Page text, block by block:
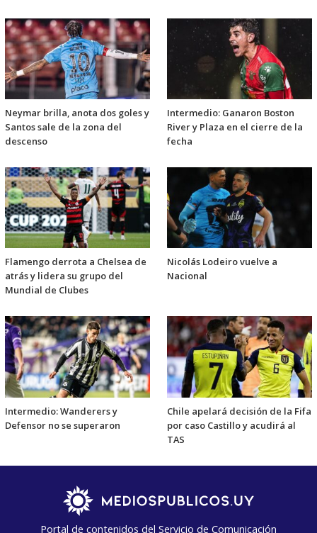
Neymar brilla, anota dos goles y
Santos sale de la zona del
descenso
Intermedio: Ganaron Boston
River y Plaza en el cierre de la
fecha
Flamengo derrota a Chelsea de
atrás y lidera su grupo del
Mundial de Clubes
Nicolás Lodeiro vuelve a
Nacional
Intermedio: Wanderers y
Defensor no se superaron
Chile apelará decisión de la Fifa
por caso Castillo y acudirá al
TAS
Portal de contenidos del Servicio de Comunicación